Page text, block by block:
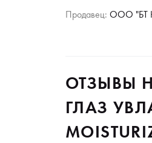
Продавец: ООО "БТ
ОТЗЫВЫ
ГЛАЗ